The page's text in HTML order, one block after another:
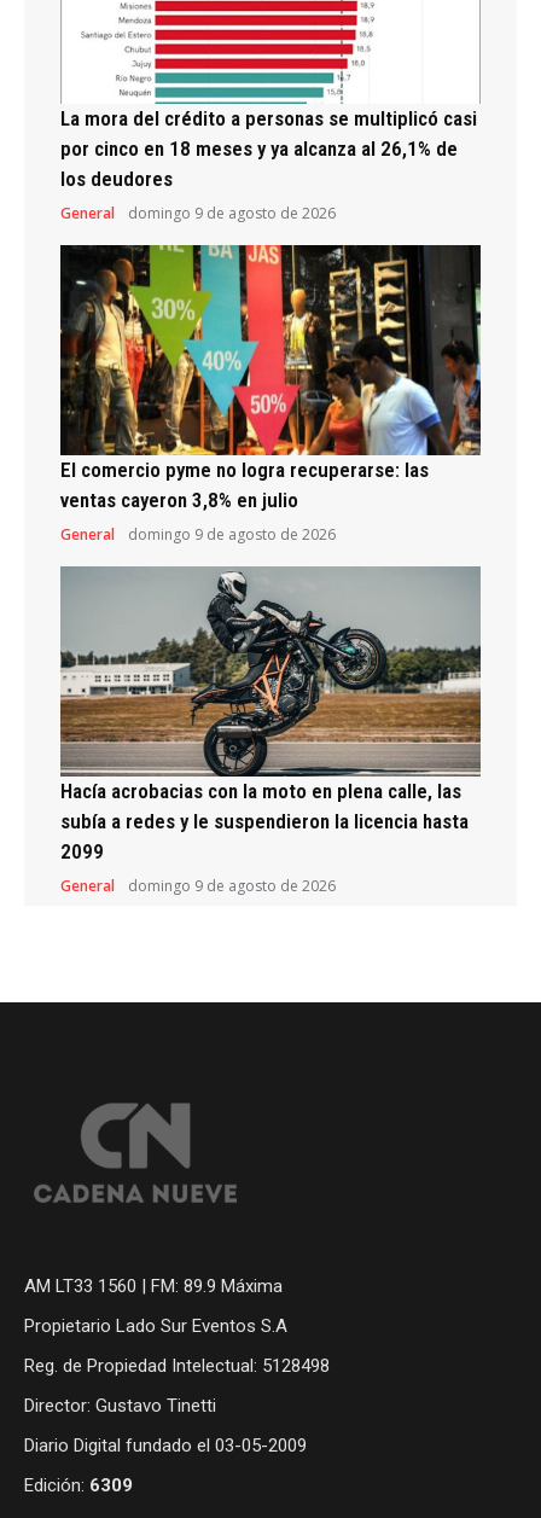
La mora del crédito a personas se multiplicó casi
por cinco en 18 meses y ya alcanza al 26,1% de
los deudores
General domingo 9 de agosto de 2026
El comercio pyme no logra recuperarse: las
ventas cayeron 3,8% en julio
General domingo 9 de agosto de 2026
Hacía acrobacias con la moto en plena calle, las
subía a redes y le suspendieron la licencia hasta
2099
General domingo 9 de agosto de 2026
AM LT33 1560 | FM: 89.9 Máxima
Propietario Lado Sur Eventos S.A
Reg. de Propiedad Intelectual: 5128498
Director: Gustavo Tinetti
Diario Digital fundado el 03-05-2009
Edición: 6309